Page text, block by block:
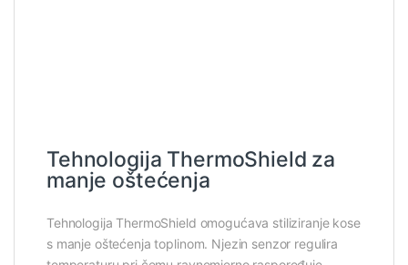
Tehnologija ThermoShield za
manje oštećenja
Tehnologija ThermoShield omogućava stiliziranje kose
s manje oštećenja toplinom. Njezin senzor regulira